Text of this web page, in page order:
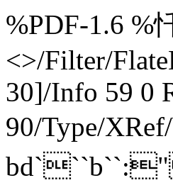
%PDF-1.6 %
<>/Filter/
30]/Info 59 0
90/Type/